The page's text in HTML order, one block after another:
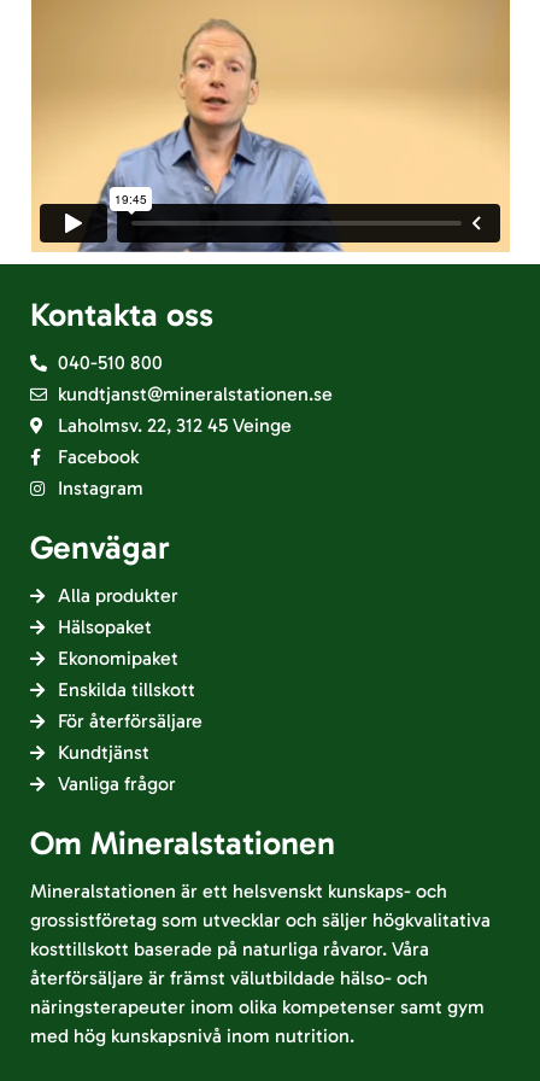
Kontakta oss
040-510 800
kundtjanst@mineralstationen.se
Laholmsv. 22, 312 45 Veinge
Facebook
Instagram
Genvägar
Alla produkter
Hälsopaket
Ekonomipaket
Enskilda tillskott
För återförsäljare
Kundtjänst
Vanliga frågor
Om Mineralstationen
Mineralstationen är ett helsvenskt kunskaps- och
grossistföretag som utvecklar och säljer högkvalitativa
kosttillskott baserade på naturliga råvaror. Våra
återförsäljare är främst välutbildade hälso- och
näringsterapeuter inom olika kompetenser samt gym
med hög kunskapsnivå inom nutrition.